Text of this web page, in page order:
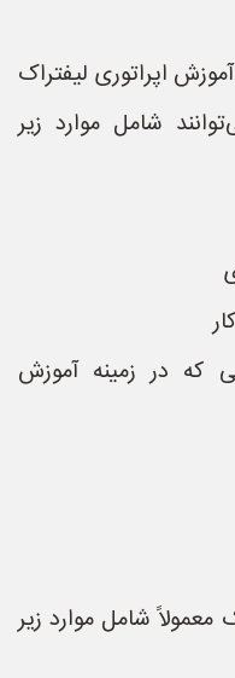
اپراتوری لیفتراک
شامل موارد زیر
در زمینه آموزش
معمولاً شامل موارد زیر